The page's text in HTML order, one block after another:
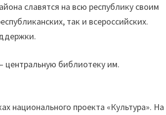
славятся на всю республику своим
так и всероссийских.
центральную библиотеку им.
национального проекта «Культура». На